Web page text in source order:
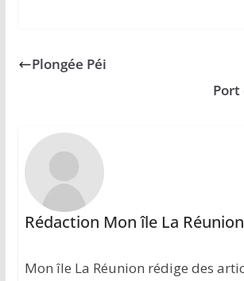
Plongée Péi
Port
Rédaction Mon île La Réunion
Mon île La Réunion rédige des